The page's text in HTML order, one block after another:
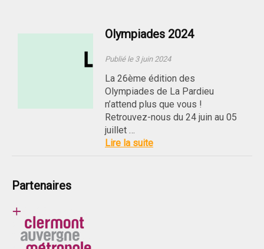
Olympiades 2024
Publié le 3 juin 2024
La 26ème édition des
Olympiades de La Pardieu
n’attend plus que vous !
Retrouvez-nous du 24 juin au 05
juillet …
Lire la suite
Partenaires